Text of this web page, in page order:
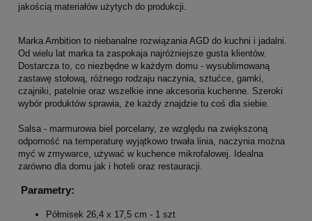
jakością materiałów użytych do produkcji.
Marka Ambition to niebanalne rozwiązania AGD do kuchni i jadalni.
Od wielu lat marka ta zaspokaja najróżniejsze gusta klientów.
Dostarcza to, co niezbędne w każdym domu - wysublimowaną
zastawę stołową, różnego rodzaju naczynia, sztućce, garnki,
czajniki, patelnie oraz wszelkie inne akcesoria kuchenne. Szeroki
wybór produktów sprawia, że każdy znajdzie tu coś dla siebie.
Salsa - marmurowa biel porcelany, ze względu na zwiększoną
odporność na temperaturę wyjątkowo trwała linia, naczynia można
myć w zmywarce, używać w kuchence mikrofalowej. Idealna
zarówno dla domu jak i hoteli oraz restauracji.
Parametry:
Półmisek 26,4 x 17,5 cm - 1 szt